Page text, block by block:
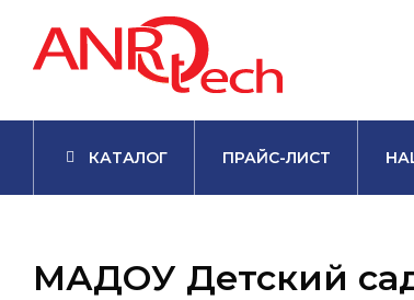
КАТАЛОГ ПРАЙС-ЛИСТ
МАДОУ Детский